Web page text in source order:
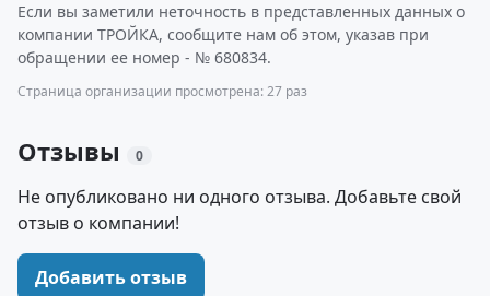
Если вы заметили неточность в представленных данных о
компании ТРОЙКА, сообщите нам об этом, указав при
обращении ее номер - № 680834.
Страница организации просмотрена: 27 раз
Отзывы 0
Не опубликовано ни одного отзыва. Добавьте свой
отзыв о компании!
Добавить отзыв